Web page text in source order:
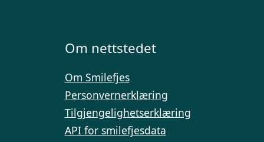
Om nettstedet
Om Smilefjes
Personvernerklæring
Tilgjengelighetserklæring
API for smilefjesdata